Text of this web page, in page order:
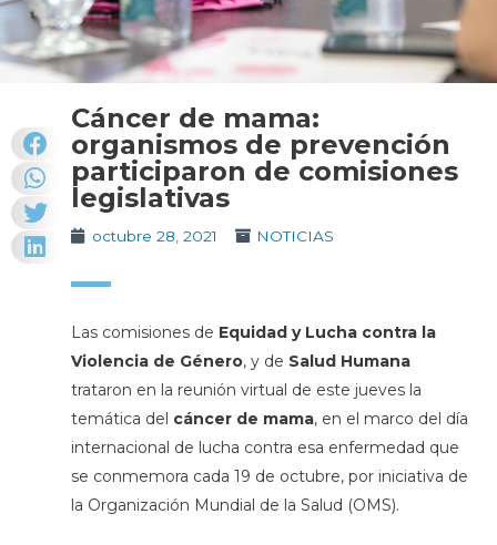
Cáncer de mama:
organismos de prevención
participaron de comisiones
legislativas
octubre 28, 2021 NOTICIAS
Las comisiones de Equidad y Lucha contra la
Violencia de Género, y de Salud Humana
trataron en la reunión virtual de este jueves la
temática del cáncer de mama, en el marco del día
internacional de lucha contra esa enfermedad que
se conmemora cada 19 de octubre, por iniciativa de
la Organización Mundial de la Salud (OMS).